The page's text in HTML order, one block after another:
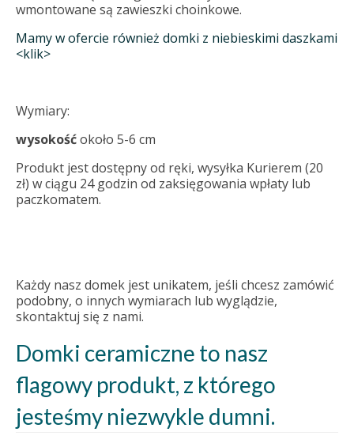
wmontowane są zawieszki choinkowe.
Mamy w ofercie również domki z niebieskimi daszkami
<klik>
Wymiary:
wysokośćokoło 5-6 cm
Produkt jest dostępny od ręki, wysyłka Kurierem (20
zł) w ciągu 24 godzin od zaksięgowania wpłaty lub
paczkomatem.
Każdy nasz domek jest unikatem, jeśli chcesz zamówić
podobny, o innych wymiarach lub wyglądzie,
skontaktuj się z nami.
Domki ceramiczne to nasz
flagowy produkt, z którego
jesteśmy niezwykle dumni.